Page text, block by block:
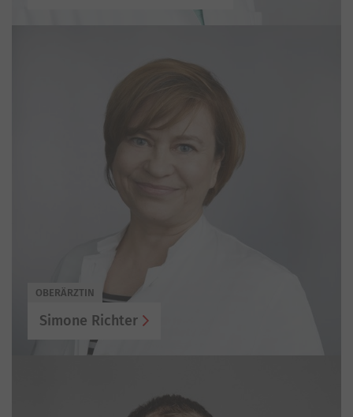
OBERÄRZTIN
Simone Richter